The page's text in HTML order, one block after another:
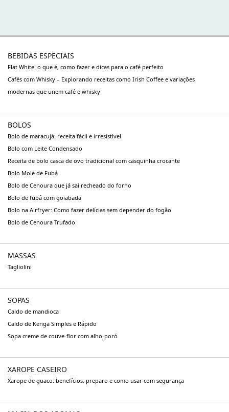
BEBIDAS ESPECIAIS
Flat White: o que é, como fazer e dicas para o café perfeito
Cafés com Whisky – Explorando receitas como Irish Coffee e variações
modernas que unem café e whisky
BOLOS
Bolo de maracujá: receita fácil e irresistível
Bolo com Leite Condensado
Receita de bolo casca de ovo tradicional com casquinha crocante
Bolo Mole de Fubá
Bolo de Cenoura que já sai recheado do forno
Bolo de fubá com goiabada
Bolo na Airfryer: Como fazer delícias sem depender do fogão
Bolo de Cenoura Trufado
MASSAS
Tagliolini
SOPAS
Caldo de mandioca
Caldo de Kenga Simples e Rápido
Sopa creme de couve-flor com alho-poró
XAROPE CASEIRO
Xarope de guaco: benefícios, preparo e como usar com segurança